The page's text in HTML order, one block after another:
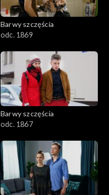
Barwy szczęścia
odc. 1869
Barwy szczęścia
odc. 1867